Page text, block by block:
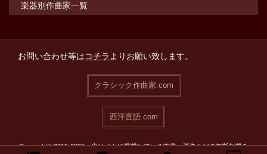
楽器別作曲家一覧
お問い合わせ等はコチラよりお願い致します。
クラシック作曲家.com
西洋言語.com
Copyright© 2015-2026 当サイトに掲載している文章・画像などの無断転載を